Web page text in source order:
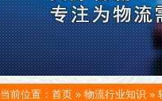
当前位置： 首页 » 物流行业知识 »